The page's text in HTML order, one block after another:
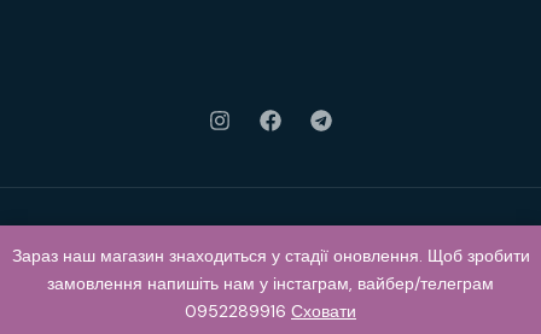
Зараз наш магазин знаходиться у стадії оновлення. Щоб зробити
замовлення напишіть нам у інстаграм, вайбер/телеграм
0952289916 Сховати
© 2026 Klubok. Powered by Klubok.